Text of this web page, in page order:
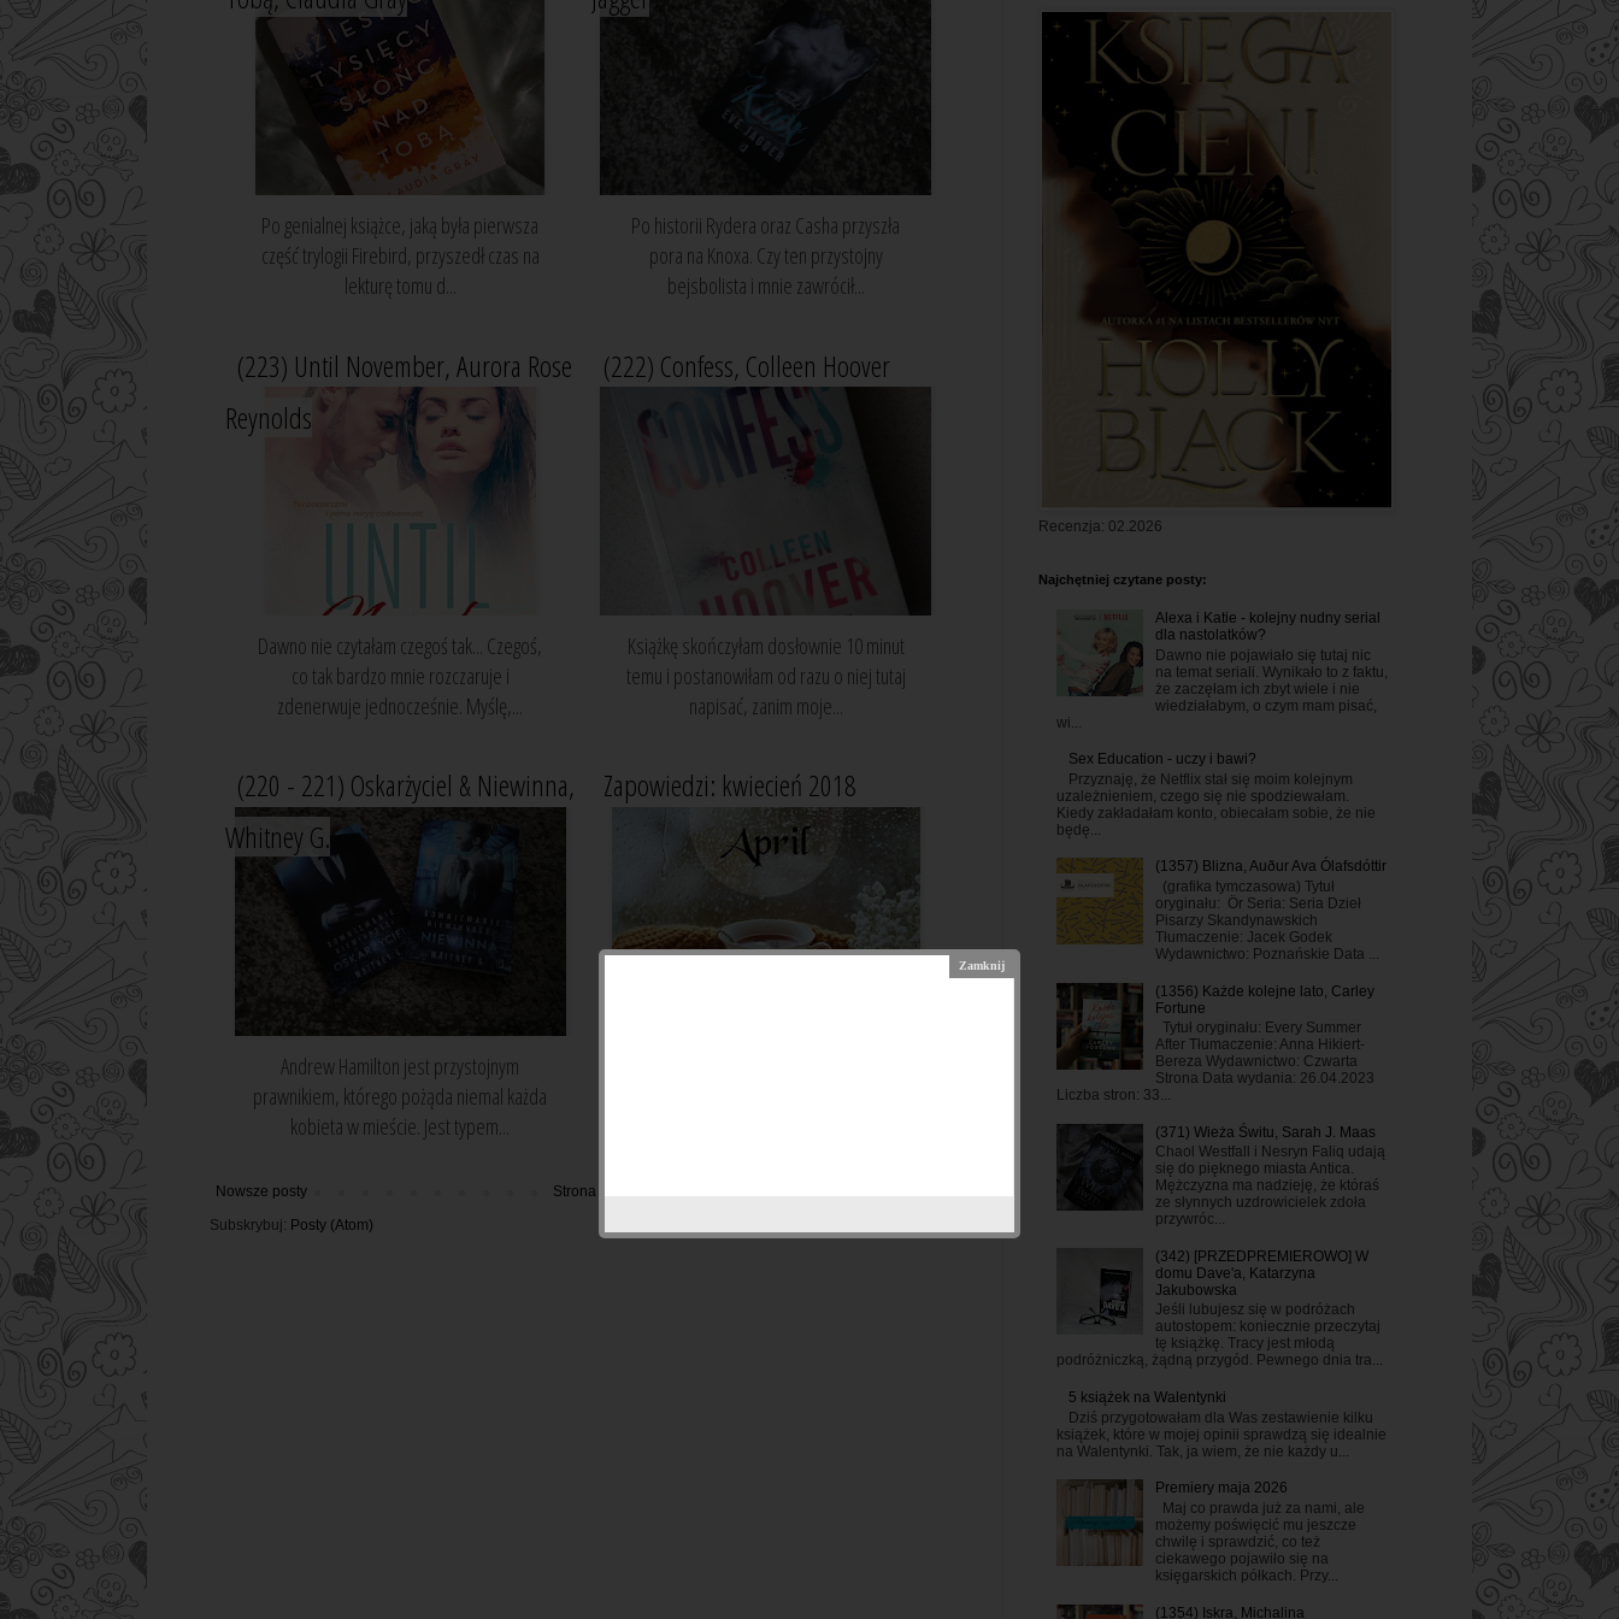
Po genialnej książce, jaką była pierwsza
część trylogii Firebird, przyszedł czas na
lekturę tomu d...
Po historii Rydera oraz Casha przyszła
pora na Knoxa. Czy ten przystojny
bejsbolista i mnie zawrócił...
(223) Until November, Aurora Rose
Reynolds
Dawno nie czytałam czegoś tak... Czegoś,
co tak bardzo mnie rozczaruje i
zdenerwuje jednocześnie. Myślę,...
(222) Confess, Colleen Hoover
Książkę skończyłam dosłownie 10 minut
temu i postanowiłam od razu o niej tutaj
napisać, zanim moje...
(220 - 221) Oskarżyciel & Niewinna,
Whitney G.
Andrew Hamilton jest przystojnym
prawnikiem, którego pożąda niemal każda
kobieta w mieście. Jest typem...
Zapowiedzi: kwiecień 2018
Nowsze posty
Strona główna
Subskrybuj: Posty (Atom)
Recenzja: 02.2026
Najchętniej czytane posty:
Alexa i Katie - kolejny nudny serial
dla nastolatków?
Dawno nie pojawiało się tutaj nic
na temat seriali. Wynikało to z faktu,
że zaczęłam ich zbyt wiele i nie
wiedziałabym, o czym mam pisać,
wi...
Sex Education - uczy i bawi?
Przyznaję, że Netflix stał się moim kolejnym
uzależnieniem, czego się nie spodziewałam.
Kiedy zakładałam konto, obiecałam sobie, że nie
będę...
(1357) Blizna, Auður Ava Ólafsdóttir
(grafika tymczasowa) Tytuł
oryginału: Ör Seria: Seria Dzieł
Pisarzy Skandynawskich
Tłumaczenie: Jacek Godek
Wydawnictwo: Poznańskie Data ...
(1356) Każde kolejne lato, Carley
Fortune
Tytuł oryginału: Every Summer
After Tłumaczenie: Anna Hikiert-
Bereza Wydawnictwo: Czwarta
Strona Data wydania: 26.04.2023
Liczba stron: 33...
(371) Wieża Świtu, Sarah J. Maas
Chaol Westfall i Nesryn Faliq udają
się do pięknego miasta Antica.
Mężczyzna ma nadzieję, że któraś
ze słynnych uzdrowicielek zdoła
przywróc...
(342) [PRZEDPREMIEROWO] W
domu Dave'a, Katarzyna
Jakubowska
Jeśli lubujesz się w podróżach
autostopem: koniecznie przeczytaj
tę książkę. Tracy jest młodą
podróżniczką, żądną przygód. Pewnego dnia tra...
5 książek na Walentynki
Dziś przygotowałam dla Was zestawienie kilku
książek, które w mojej opinii sprawdzą się idealnie
na Walentynki. Tak, ja wiem, że nie każdy u...
Premiery maja 2026
Maj co prawda już za nami, ale
możemy poświęcić mu jeszcze
chwilę i sprawdzić, co też
ciekawego pojawiło się na
księgarskich półkach. Przy...
(1354) Iskra, Michalina